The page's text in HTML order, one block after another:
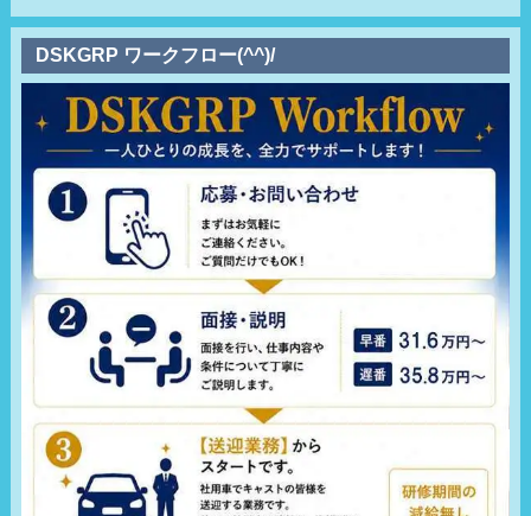
スタッフのホンネ!
僕は経験者としての入社です❗️僕は仕事をする中
で大切にしている事があります🔥「頼まれた仕事は
責任を持ってやり遂げる事❗️」お店の方針とあってい
るようで働きやすいと感じています😊
DSKGRP ワークフロー(^^)/